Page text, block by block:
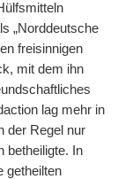
„Norddeutsche
freisinnigen
mit dem ihn
lag mehr in
der Regel nur
betheiligte. In
getheilten